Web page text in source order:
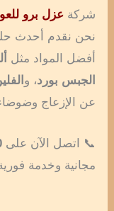
شركةعزل برو
نحن نقدم أحدث
أفضل المواد مثل
الجبس بورد، و
عن الإزعاج
📞 اتصل الآن على
مجانية وخدمة